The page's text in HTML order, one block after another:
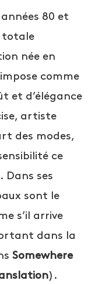
80 et
totale
née en
comme
et d’élégance
artiste
des modes,
ce
Dans ses
sont le
s’il arrive
dans la
Somewhere
).